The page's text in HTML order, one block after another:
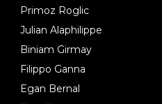
Primoz Roglic
Julian Alaphilippe
Biniam Girmay
Filippo Ganna
Egan Bernal